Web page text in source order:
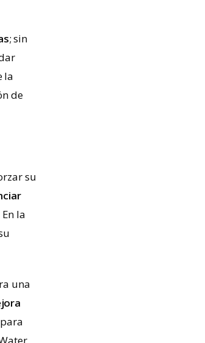
; sin
la
de
su
la
una